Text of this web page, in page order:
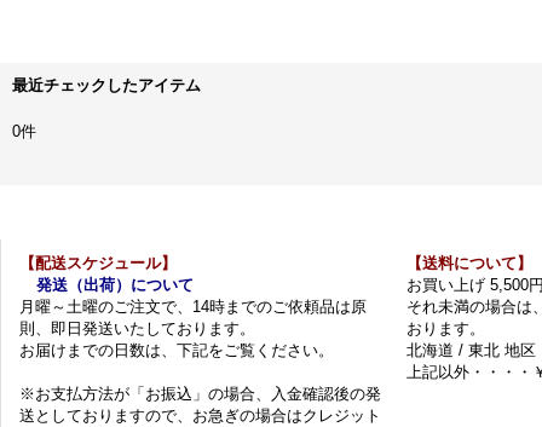
最近チェックしたアイテム
0件
【配送スケジュール】
発送（出荷）について
月曜～土曜のご注文で、14時までのご依頼品は原
則、即日発送いたしております。
お届けまでの日数は、下記をご覧ください。
※お支払方法が「お振込」の場合、入金確認後の発
送としておりますので、お急ぎの場合はクレジット
【送料について】
お買い上げ 5,500
それ未満の場合は
おります。
北海道 / 東北 地区
上記以外・・・・